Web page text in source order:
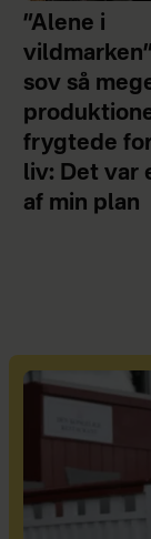
”Alene i
sov så
frygtede
liv: Det var
af min plan